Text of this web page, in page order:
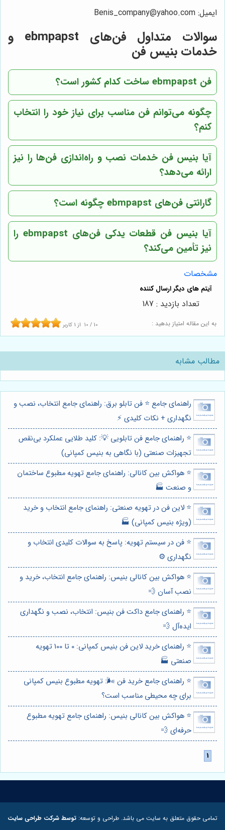
ایمیل: Benis_company@yahoo.com
سوالات متداول فن‌های ebmpapst و
خدمات بنیس فن
فن ebmpapst ساخت کدام کشور است؟
چگونه می‌توانم فن مناسب برای نیاز خود را انتخاب
کنم؟
آیا بنیس فن خدمات نصب و راه‌اندازی فن‌ها را نیز
ارائه می‌دهد؟
گارانتی فن‌های ebmpapst چگونه است؟
آیا بنیس فن قطعات یدکی فن‌های ebmpapst را
نیز تأمین می‌کند؟
مشخصات
به این مقاله امتیاز بدهید : 10 / 10 از 1 کاربر
تعداد بازدید : 187
مطالب مشابه
راهنمای جامع ⭐️ فن تابلو برق: راهنمای جامع انتخاب، نصب و
نگهداری + نکات کلیدی ⚡️
⭐️ راهنمای جامع فن تابلویی 💡: کلید طلایی عملکرد بی‌نقص
تجهیزات صنعتی (با نگاهی به بنیس کمپانی)
⭐️ هواکش بین کانالی: راهنمای جامع تهویه مطبوع ساختمان
و صنعت 🏭
⭐️ لاین فن در تهویه صنعتی: راهنمای جامع انتخاب و خرید
(ویژه بنیس کمپانی) 🏭
⭐️ فن در سیستم تهویه: پاسخ به سوالات کلیدی انتخاب و
نگهداری ⚙️
⭐️ هواکش بین کانالی بنیس: راهنمای جامع انتخاب، خرید و
نصب آسان 💨
⭐️ راهنمای جامع داکت فن بنیس: انتخاب، نصب و نگهداری
ایده‌آل 💨
⭐️ راهنمای خرید لاین فن بنیس کمپانی: 0 تا 100 تهویه
صنعتی 🏭
⭐️ راهنمای جامع خرید فن 🌬️: تهویه مطبوع بنیس کمپانی
برای چه محیطی مناسب است؟
⭐️ هواکش بین کانالی بنیس: راهنمای جامع تهویه مطبوع
حرفه‌ای 💨
تمامی حقوق متعلق به سایت می باشد. طراحی و توسعه: توسط شرکت طراحی سایت